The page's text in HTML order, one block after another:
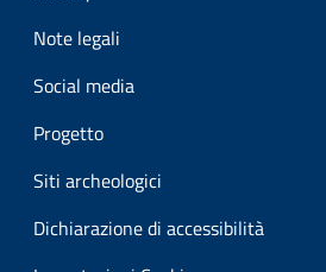
Note legali
Social media
Progetto
Siti archeologici
Dichiarazione di accessibilità